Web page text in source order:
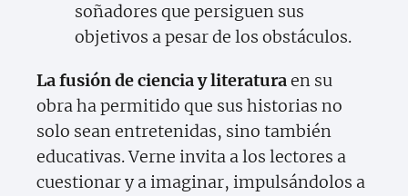
soñadores que persiguen sus
objetivos a pesar de los obstáculos.
La fusión de ciencia y literaturaen su
obra ha permitido que sus historias no
solo sean entretenidas, sino también
educativas. Verne invita a los lectores a
cuestionar y a imaginar, impulsándolos a